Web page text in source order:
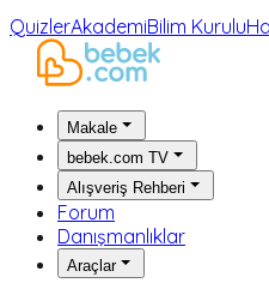
QuizlerAkademiBilim Kurulu
Makale
bebek.com TV
Alışveriş Rehberi
Forum
Danışmanlıklar
Araçlar